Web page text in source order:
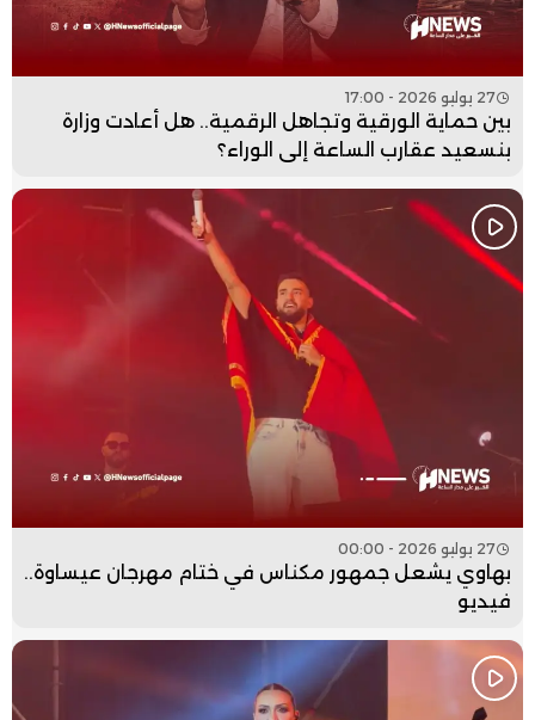
27 يوليو 2026 - 17:00
بين حماية الورقية وتجاهل الرقمية.. هل أعادت وزارة
بنسعيد عقارب الساعة إلى الوراء؟
27 يوليو 2026 - 00:00
بهاوي يشعل جمهور مكناس في ختام مهرجان عيساوة..
فيديو